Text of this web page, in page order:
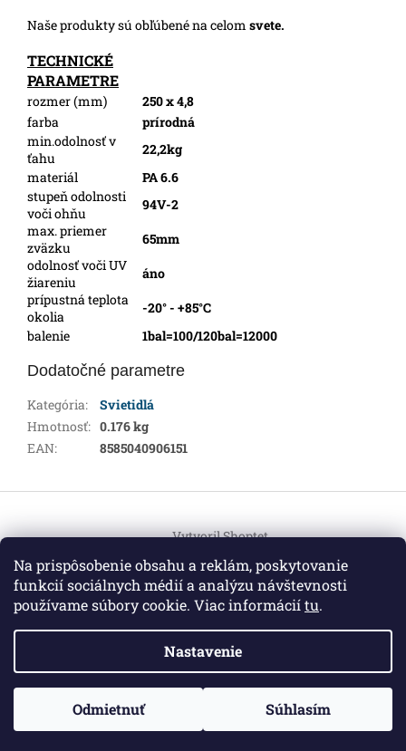
Na prispôsobenie obsahu a reklám, poskytovanie
funkcií sociálnych médií a analýzu návštevnosti
používame súbory cookie. Viac informáciítu.
Nastavenie
Odmietnuť Súhlasím
ZO ZDRAVOTNÝCH DÔVODOV BUDÚ VAŠE OBJEDNÁVKY
Naše produkty sú obľúbené na celom svete.
TECHNICKÉ
PARAMETRE
rozmer (mm)
250 x 4,8
farba
prírodná
min.odolnosť v
ťahu
22,2kg
materiál
PA 6.6
stupeň odolnosti
voči ohňu
94V-2
max. priemer
zväzku
65mm
odolnosť voči UV
žiareniu
áno
prípustná teplota
okolia
-20° - +85°C
balenie
1bal=100/120bal=12000
Dodatočné parametre
Kategória:
Svietidlá
Hmotnosť: 0.176 kg
EAN: 8585040906151
p
Vytvoril Shoptet
Copyright 2026HEMI Elektro. Všetky práva vyhradené.
Upraviť nastavenie cookies
Informácie pre vás
|Certifikáty| Kontakt|Obchodné
podmienky|GDPR